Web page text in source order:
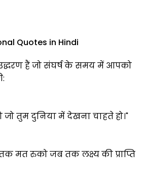
Quotes in Hindi
उद्धरण हैं जो संघर्ष के समय में आपको
तुम दुनिया में देखना चाहते हो।"
मत रुको जब तक लक्ष्य की प्राप्ति